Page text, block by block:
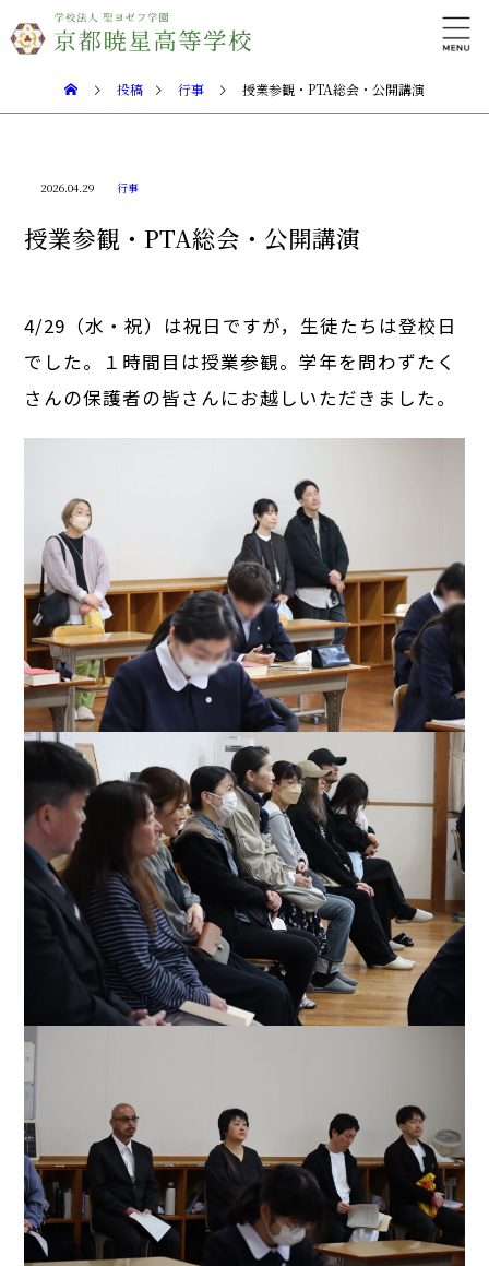
投稿 行事 授業参観・PTA総会・公開講演
2026.04.29 行事
授業参観・PTA総会・公開講演
4/29（水・祝）は祝日ですが，生徒たちは登校日
でした。１時間目は授業参観。学年を問わずたく
さんの保護者の皆さんにお越しいただきました。